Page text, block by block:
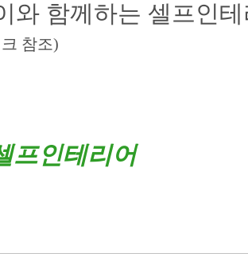
와 함께하는 셀프인
참조)
프인테리어